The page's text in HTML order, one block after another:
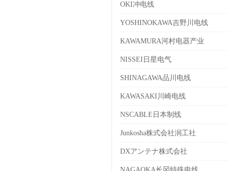
OKI冲电线
YOSHINOKAWA吉野川电线
KAWAMURA河村电器产业
NISSEI日星电气
SHINAGAWA品川电线
KAWASAKI川崎电线
NSCABLE日本制线
Junkosha株式会社润工社
DXアンテナ株式会社